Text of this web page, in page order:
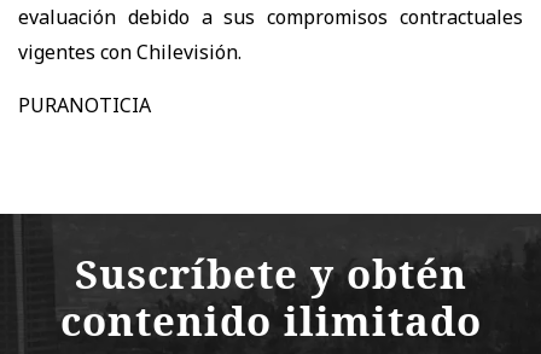
evaluación debido a sus compromisos contractuales
vigentes con Chilevisión.
PURANOTICIA